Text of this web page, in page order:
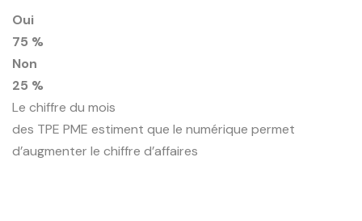
Oui
75 %
Non
25 %
Le chiffre du mois
des TPE PME estiment que le numérique permet
d’augmenter le chiffre d’affaires